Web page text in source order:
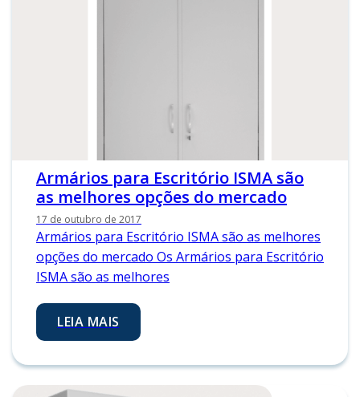
Armários para Escritório ISMA são
as melhores opções do mercado
17 de outubro de 2017
Armários para Escritório ISMA são as melhores
opções do mercado Os Armários para Escritório
ISMA são as melhores
LEIA MAIS